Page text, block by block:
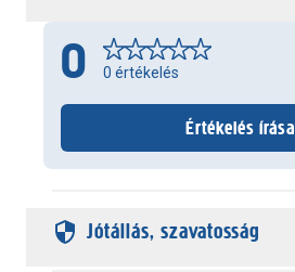
0 0 értékelés
Értékelés írása
Jótállás, szavatosság